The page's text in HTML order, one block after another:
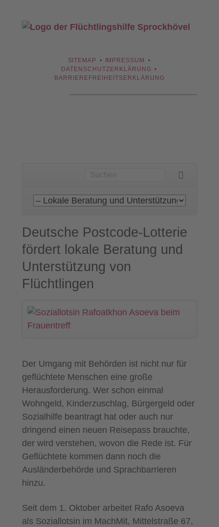
NAVIGATION
ÜBERSPRINGEN
SITEMAP
IMPRESSUM
DATENSCHUTZERKLÄRUNG
BARRIEREFREIHEITSERKLÄRUNG
Navigation
Deutsche Postcode-Lotterie
fördert lokale Beratung und
Unterstützung von
Flüchtlingen
Der Umgang mit Behörden ist nicht nur für
geflüchtete Menschen eine große
Herausforderung. Wer schon einmal
Wohngeld, Kinderzuschlag, Bürgergeld oder
Sozialhilfe beantragt hat oder auch nur
dringend einen neuen Reisepass brauchte,
der wird verstehen, wovon die Rede ist. Für
Geflüchtete kommen dann noch die
Ausländerbehörde und Sprachbarrieren
hinzu.
Seit dem 1. Oktober arbeitet Rafo Asoeva
als Soziallotsin im MachMit, Mittelstraße 67,